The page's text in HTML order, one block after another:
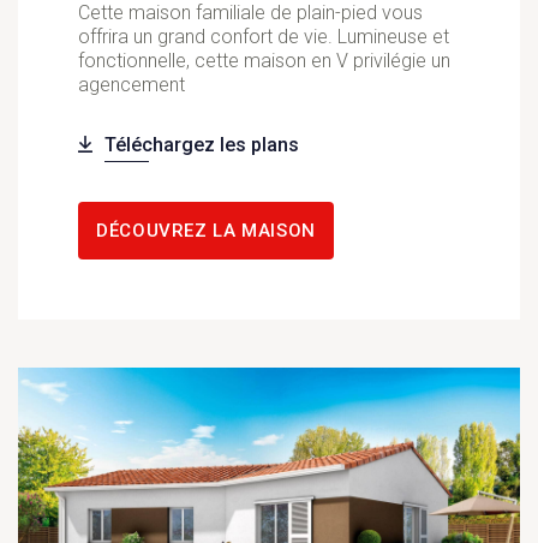
Cette maison familiale de plain-pied vous
offrira un grand confort de vie. Lumineuse et
fonctionnelle, cette maison en V privilégie un
agencement
Téléchargez les plans
DÉCOUVREZ LA MAISON